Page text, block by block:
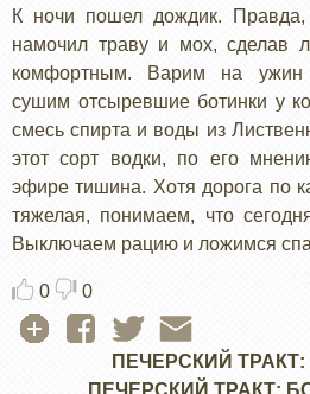
К ночи пошел дождик.
намочил траву и мох, сделав
комфортным. Варим на ужин
сушим отсыревшие ботинки у
смесь спирта и воды из
этот сорт водки, по его
эфире тишина. Хотя дорога по
тяжелая, понимаем, что
Выключаем рацию и ложимся
0 0
ПЕЧЕРСКИЙ
ПЕЧЕРСКИЙ ТРАКТ: